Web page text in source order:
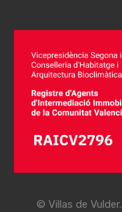
© Villas de